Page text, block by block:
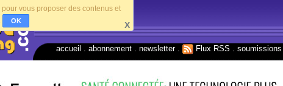
vous proposer des contenus et
OK X
accueil abonnement newsletter. Flux RSS soumissions